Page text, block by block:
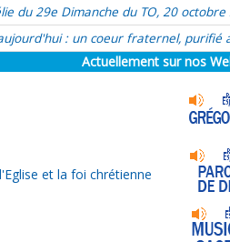
du 29e Dimanche du TO, 20 octobre
: un coeur fraternel, purifié
Actuellement sur nos
et la foi chrétienne